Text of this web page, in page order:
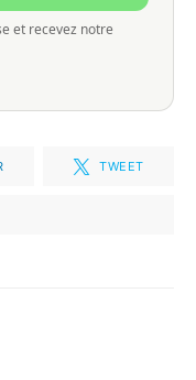
et recevez notre
TWEET